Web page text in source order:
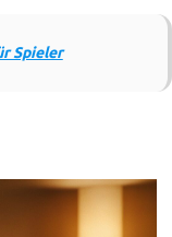
Spieler